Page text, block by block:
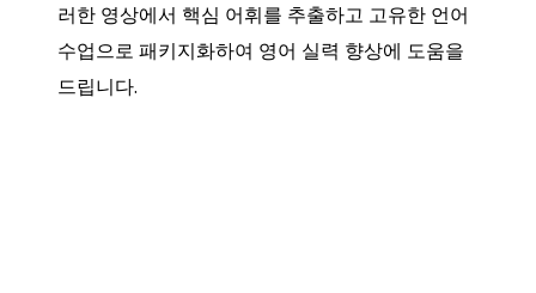
러한 영상에서 핵심 어휘를 추출하고 고유한 언어
수업으로 패키지화하여 영어 실력 향상에 도움을
드립니다.